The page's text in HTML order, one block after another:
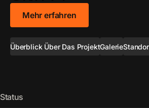
Mehr erfahren
Überblick Über Das ProjektGalerie
Status